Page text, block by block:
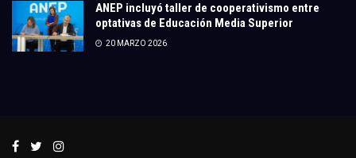
ANEP incluyó taller de cooperativismo entre
optativas de Educación Media Superior
20 MARZO 2026